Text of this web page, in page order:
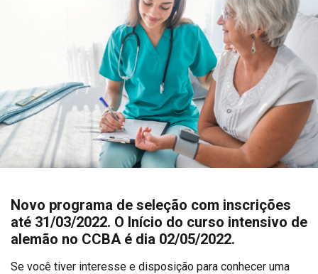
Novo programa de seleção com inscrições
até 31/03/2022. O Início do curso intensivo de
alemão no CCBA é dia 02/05/2022.
Se você tiver interesse e disposição para conhecer uma